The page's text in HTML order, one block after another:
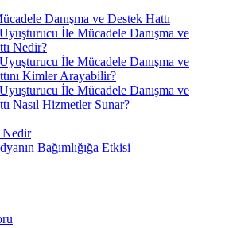
Danışma ve Destek Hattı
İle Mücadele Danışma ve
Nedir?
İle Mücadele Danışma ve
Kimler Arayabilir?
İle Mücadele Danışma ve
Nasıl Hizmetler Sunar?
Nedir
Bağımlığığa Etkisi